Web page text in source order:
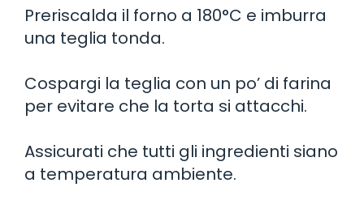
Preriscalda il forno a 180°C e imburra
una teglia tonda.
Cospargi la teglia con un po’ di farina
per evitare che la torta si attacchi.
Assicurati che tutti gli ingredienti siano
a temperatura ambiente.